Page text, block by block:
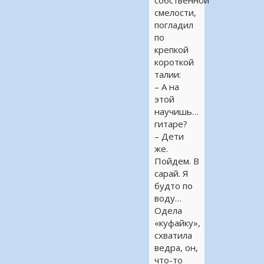
смелости,
погладил
по
крепкой
короткой
талии:
– А на
этой
научишь…
гитаре?
– Дети
же.
Пойдем. В
сарай. Я
будто по
воду…
Одела
«куфайку»,
схватила
ведра, он,
что-то